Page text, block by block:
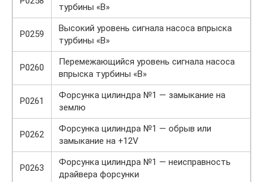
турбины «B»
P0259
Высокий уровень сигнала насоса впрыска
турбины «B»
P0260
Перемежающийся уровень сигнала насоса
впрыска турбины «B»
P0261
Форсунка цилиндра №1 — замыкание на
землю
P0262
Форсунка цилиндра №1 — обрыв или
замыкание на +12V
P0263
Форсунка цилиндра №1 — неисправность
драйвера форсунки